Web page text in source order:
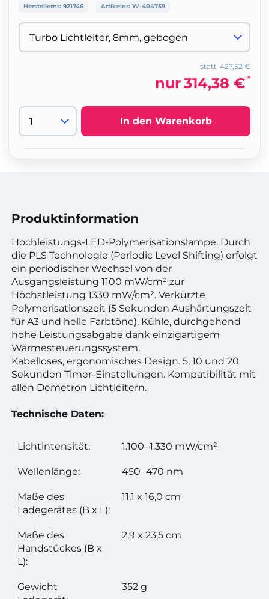
Herstellernr: 921746 Artikelnr: W-404759
427,52 €
statt
nur314,38 € *
In den Warenkorb
Produktinformation
Hochleistungs-LED-Polymerisationslampe. Durch
die PLS Technologie (Periodic Level Shifting) erfolgt
ein periodischer Wechsel von der
Ausgangsleistung 1100 mW/cm² zur
Höchstleistung 1330 mW/cm². Verkürzte
Polymerisationszeit (5 Sekunden Aushärtungszeit
für A3 und helle Farbtöne). Kühle, durchgehend
hohe Leistungsabgabe dank einzigartigem
Wärmesteuerungssystem.
Kabelloses, ergonomisches Design. 5, 10 und 20
Sekunden Timer-Einstellungen. Kompatibilität mit
allen Demetron Lichtleitern.
Technische Daten:
Lichtintensität: 1.100‒1.330 mW/cm²
Wellenlänge: 450‒470 nm
Maße des
Ladegerätes (B x L):
11,1 x 16,0 cm
Maße des
Handstückes (B x
L):
2,9 x 23,5 cm
Gewicht
352 g